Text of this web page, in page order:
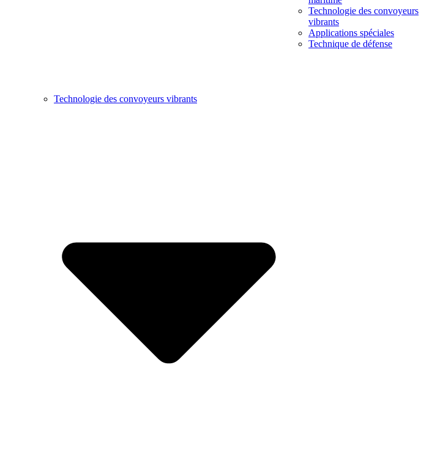
Technologie des convoyeurs vibrants
Technologie des convoyeurs
vibrants
Applications spéciales
Technique de défense